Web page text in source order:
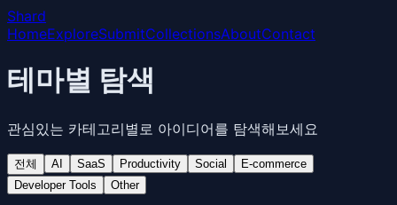
Shard
HomeExploreSubmitCollectionsAboutContact
테마별 탐색
관심있는 카테고리별로 아이디어를 탐색해보세요
전체 AI SaaS Productivity Social
E-commerce
Developer Tools
Other